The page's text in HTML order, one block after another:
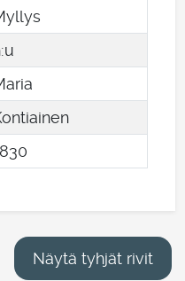
Näytä tyhjät rivit